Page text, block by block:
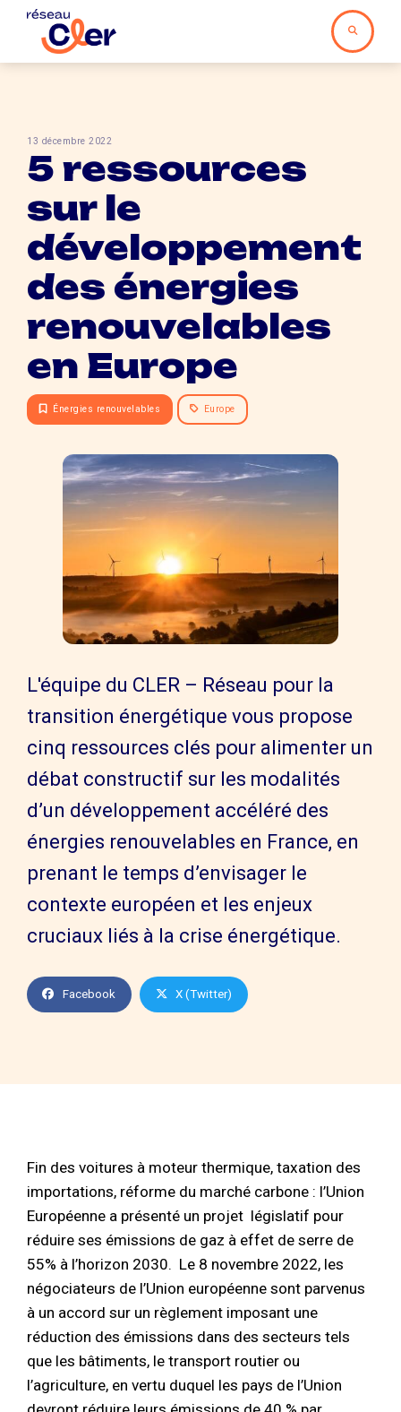
13 décembre 2022
5 ressources
sur le
développement
des énergies
renouvelables
en Europe
Énergies renouvelables Europe
L'équipe du CLER – Réseau pour la
transition énergétique vous propose
cinq ressources clés pour alimenter un
débat constructif sur les modalités
d’un développement accéléré des
énergies renouvelables en France, en
prenant le temps d’envisager le
contexte européen et les enjeux
cruciaux liés à la crise énergétique.
Facebook X (Twitter)
Fin des voitures à moteur thermique, taxation des
importations, réforme du marché carbone : l’Union
Européenne a présenté un projet législatif pour
réduire ses émissions de gaz à effet de serre de
55% à l’horizon 2030. Le 8 novembre 2022, les
négociateurs de l’Union européenne sont parvenus
à un accord sur un règlement imposant une
réduction des émissions dans des secteurs tels
que les bâtiments, le transport routier ou
l’agriculture, en vertu duquel les pays de l’Union